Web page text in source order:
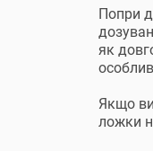
Попри
як
Якщо
ложки